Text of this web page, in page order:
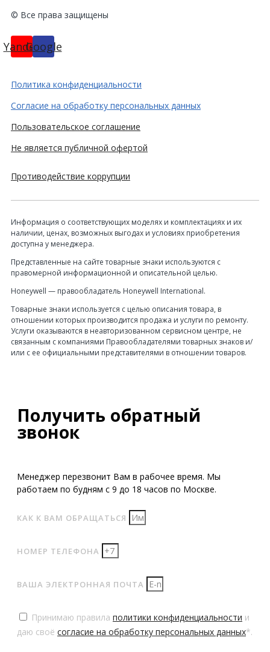
© Все права защищены
YandexGoogle
Политика конфиденциальности
Согласие на обработку персональных данных
Пользовательское соглашение
Не является публичной офертой
Противодействие коррупции
Информация о соответствующих моделях и комплектациях и их
наличии, ценах, возможных выгодах и условиях приобретения
доступна у менеджера.
Представленные на сайте товарные знаки используются с
правомерной информационной и описательной целью.
Honeywell — правообладатель Honeywell International.
Товарные знаки используется с целью описания товара, в
отношении которых производится продажа и услуги по ремонту.
Услуги оказываются в неавторизованном сервисном центре, не
связанным с компаниями Правообладателями товарных знаков и/
или с ее официальными представителями в отношении товаров.
Получить обратный
звонок
Менеджер перезвонит Вам в рабочее время. Мы
работаем по будням с 9 до 18 часов по Москве.
КАК К ВАМ ОБРАЩАТЬСЯ
НОМЕР ТЕЛЕФОНА
ВАША ЭЛЕКТРОННАЯ ПОЧТА
Принимаю правила политики конфиденциальности и
даю своё согласие на обработку персональных данных*.